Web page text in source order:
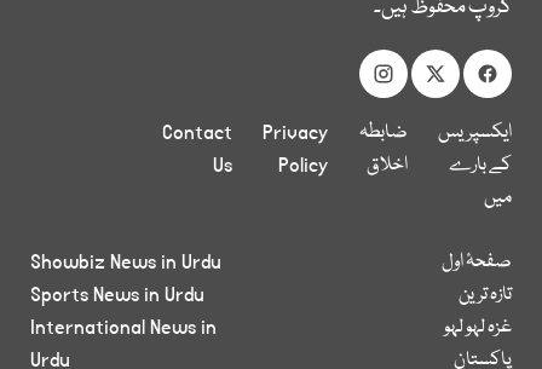
گروپ محفوظ ہیں۔
ایکسپریس
کے بارے
میں
ضابطہ
اخلاق
Privacy
Policy
Contact
Us
صفحۂ اول
تازہ ترین
غزہ لہو لہو
پاکستان
Showbiz News in Urdu
Sports News in Urdu
International News in
Urdu